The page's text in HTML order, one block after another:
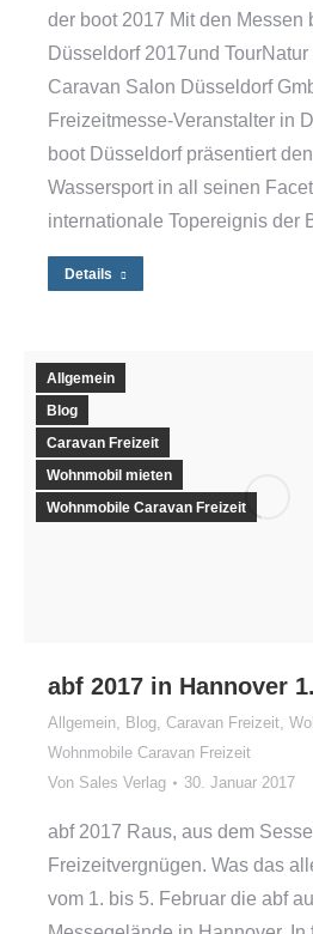
der boot 2017 Mit den Messen
Düsseldorf 2017und
Caravan Salon Düsseldorf
Freizeitmesse-Veranstalter in
boot Düsseldorf präsentiert
Wassersport in all seinen
internationale Topereignis der
Details
Allgemein
Blog
Caravan Freizeit
Wohnmobil mieten
Wohnmobile Caravan Freizeit
abf 2017 in Hannover
Allgemein, Blog, Caravan Freizeit,
Wohnmobile Caravan Freizeit
Von Sales Verlag 30. Januar 2017
abf 2017 Raus, aus dem
Freizeitvergnügen. Was das
vom 1. bis 5. Februar die abf